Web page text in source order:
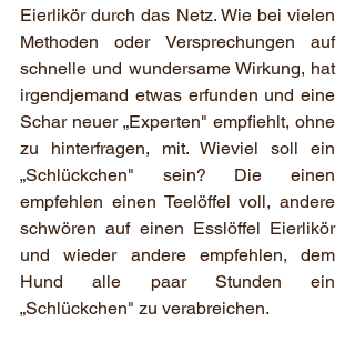
Eierlikör durch das Netz. Wie bei vielen
Methoden oder Versprechungen auf
schnelle und wundersame Wirkung, hat
irgendjemand etwas erfunden und eine
Schar neuer „Experten" empfiehlt, ohne
zu hinterfragen, mit. Wieviel soll ein
„Schlückchen" sein? Die einen
empfehlen einen Teelöffel voll, andere
schwören auf einen Esslöffel Eierlikör
und wieder andere empfehlen, dem
Hund alle paar Stunden ein
„Schlückchen" zu verabreichen.